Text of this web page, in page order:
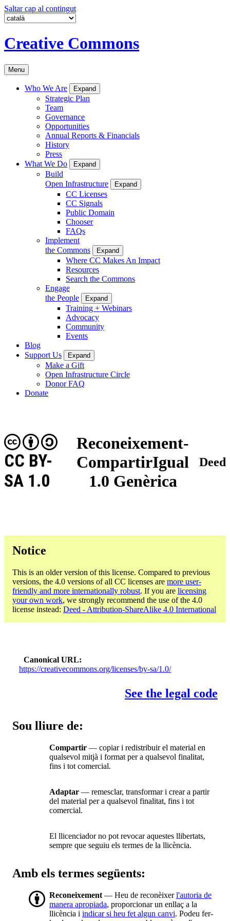
Saltar cap al contingut
Creative Commons
Menu
Who We Are Expand
Strategic Plan
Team
Governance
Opportunities
Annual Reports & Financials
History
Press
What We Do
Expand
Build
Open Infrastructure
Expand
CC Licenses
CC Signals
Public Domain
Chooser
FAQs
Implement
the Commons
Expand
Where CC Makes An Impact
Resources
Search the Commons
Engage
the People
Expand
Training + Webinars
Advocacy
Community
Events
Blog
Support Us
Expand
Make a Gift
Open Infrastructure Circle
Donor FAQ
Donate
Reconeixement-
CompartirIgual
1.0 Genèrica
CC BY-
SA 1.0
Deed
Notice
This is an older version of this license. Compared to previous
versions, the 4.0 versions of all CC licenses are more user-
friendly and more internationally robust. If you are licensing
your own work, we strongly recommend the use of the 4.0
license instead: Deed - Attribution-ShareAlike 4.0 International
Canonical URL
https://creativecommons.org/licenses/by-sa/1.0/
See the legal code
Sou lliure de:
Compartir — copiar i redistribuir el material en
qualsevol mitjà i format per a qualsevol finalitat,
fins i tot comercial.
Adaptar — remesclar, transformar i crear a partir
del material per a qualsevol finalitat, fins i tot
comercial.
El llicenciador no pot revocar aquestes llibertats,
sempre que seguiu els termes de la llicència.
Amb els termes següents:
Reconeixement — Heu de reconèixerl'autoria de
manera apropiada, proporcionar un enllaç a la
llicència i indicar si heu fet algun canvi. Podeu fer-